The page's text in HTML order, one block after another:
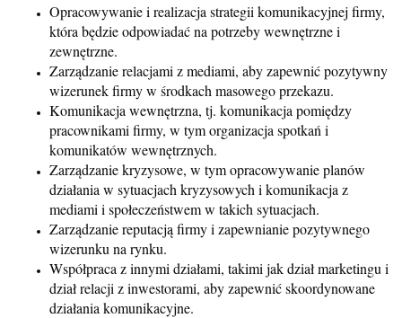
Opracowywanie i realizacja strategii komunikacyjnej firmy,
która będzie odpowiadać na potrzeby wewnętrzne i
zewnętrzne.
Zarządzanie relacjami z mediami, aby zapewnić pozytywny
wizerunek firmy w środkach masowego przekazu.
Komunikacja wewnętrzna, tj. komunikacja pomiędzy
pracownikami firmy, w tym organizacja spotkań i
komunikatów wewnętrznych.
Zarządzanie kryzysowe, w tym opracowywanie planów
działania w sytuacjach kryzysowych i komunikacja z
mediami i społeczeństwem w takich sytuacjach.
Zarządzanie reputacją firmy i zapewnianie pozytywnego
wizerunku na rynku.
Współpraca z innymi działami, takimi jak dział marketingu i
dział relacji z inwestorami, aby zapewnić skoordynowane
działania komunikacyjne.